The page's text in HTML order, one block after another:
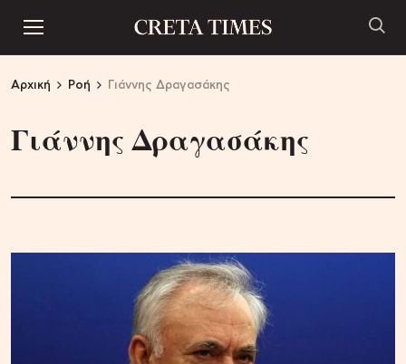
Αρχική Ροή Γιάννης Δραγασάκης
Γιάννης Δραγασάκης